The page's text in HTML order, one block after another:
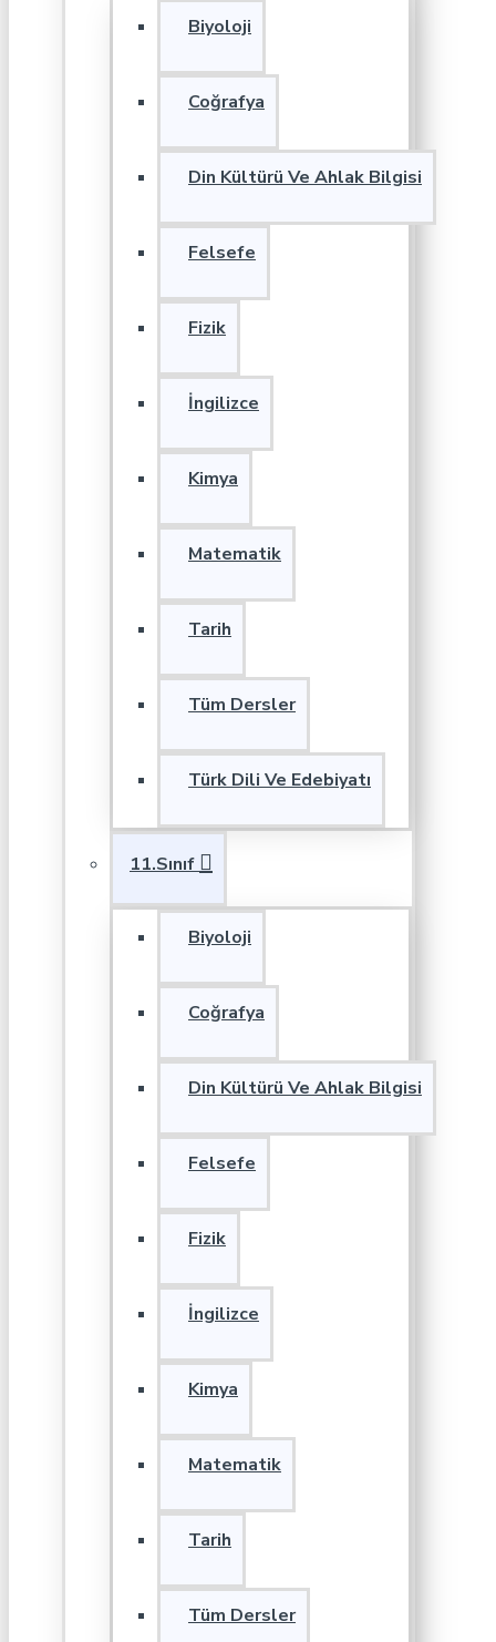
Biyoloji
Coğrafya
Din Kültürü Ve Ahlak Bilgisi
Felsefe
Fizik
İngilizce
Kimya
Matematik
Tarih
Tüm Dersler
Türk Dili Ve Edebiyatı
11.Sınıf
Biyoloji
Coğrafya
Din Kültürü Ve Ahlak Bilgisi
Felsefe
Fizik
İngilizce
Kimya
Matematik
Tarih
Tüm Dersler